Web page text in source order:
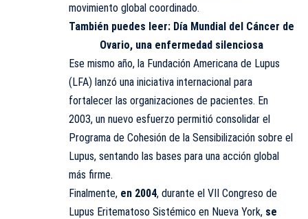
movimiento global coordinado.
También puedes leer: Día Mundial del Cáncer de
Ovario, una enfermedad silenciosa
Ese mismo año, la Fundación Americana de Lupus
(LFA) lanzó una iniciativa internacional para
fortalecer las organizaciones de pacientes. En
2003, un nuevo esfuerzo permitió consolidar el
Programa de Cohesión de la Sensibilización sobre el
Lupus, sentando las bases para una acción global
más firme.
Finalmente, en 2004, durante el VII Congreso de
Lupus Eritematoso Sistémico en Nueva York, se